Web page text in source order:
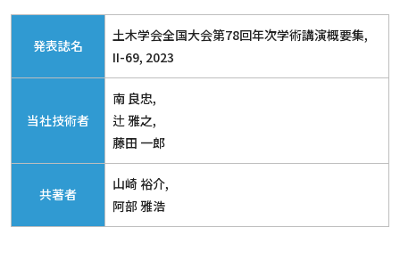
発表誌名
土木学会全国大会第78回年次学術講演概要集,
II-69, 2023
当社技術者
南 良忠,
辻 雅之,
藤田 一郎
共著者
山崎 裕介,
阿部 雅浩